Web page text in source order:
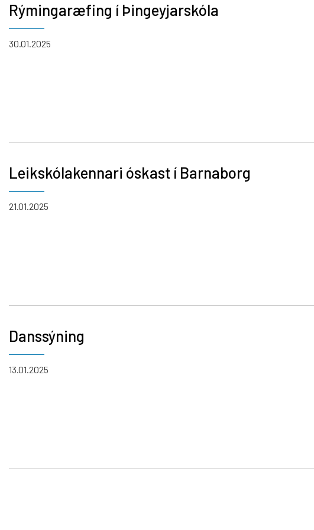
Innra og ytra mat
Foreldrafélag
Byrjendalæsi
Rýmingaræfing í Þingeyjarskóla
30.01.2025
Leikskólakennari óskast í Barnaborg
21.01.2025
Danssýning
13.01.2025